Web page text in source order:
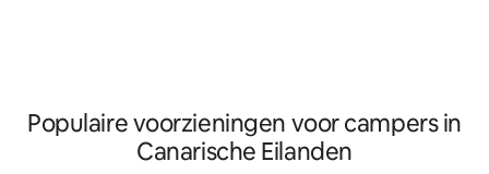
zullen je
kunnen, aarzel
ziens!!!!
Populaire voorzieningen voor campers in
Canarische Eilanden